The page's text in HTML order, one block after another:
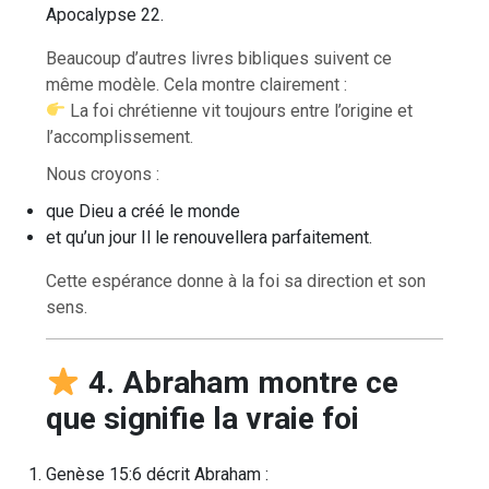
Apocalypse 22.
Beaucoup d’autres livres bibliques suivent ce
même modèle. Cela montre clairement :
La foi chrétienne vit toujours entre l’origine et
l’accomplissement.
Nous croyons :
que Dieu a créé le monde
et qu’un jour Il le renouvellera parfaitement.
Cette espérance donne à la foi sa direction et son
sens.
4. Abraham montre ce
que signifie la vraie foi
Genèse 15:6 décrit Abraham :